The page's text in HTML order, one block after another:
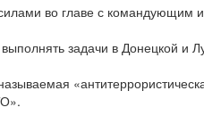
во главе с
задачи в Донецкой и